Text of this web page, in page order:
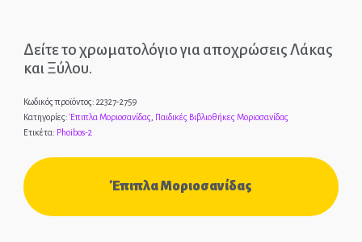
Δείτε το χρωματολόγιο για αποχρώσεις Λάκας
και Ξύλου.
Κωδικός προϊόντος: 22327-2759
Κατηγορίες: Έπιπλα Μοριοσανίδας
Παιδικές Βιβλιοθήκες Μοριοσανίδας
Ετικέτα: Phoibos-2
Έπιπλα Μοριοσανίδας